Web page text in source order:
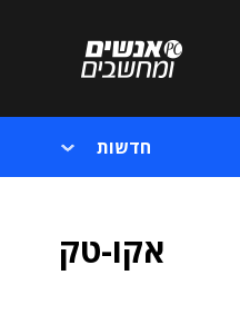
חדשות
אקו-טק